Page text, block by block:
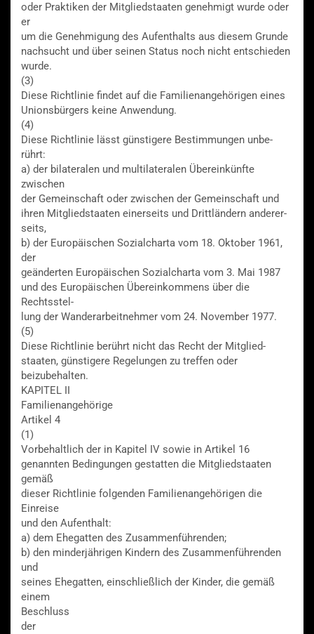
oder Praktiken der Mitgliedstaaten genehmigt wurde oder
er
um die Genehmigung des Aufenthalts aus diesem Grunde
nachsucht und über seinen Status noch nicht entschieden
wurde.
(3)
Diese Richtlinie findet auf die Familienangehörigen eines
Unionsbürgers keine Anwendung.
(4)
Diese Richtlinie lässt günstigere Bestimmungen unbe-
rührt:
a) der bilateralen und multilateralen Übereinkünfte
zwischen
der Gemeinschaft oder zwischen der Gemeinschaft und
ihren Mitgliedstaaten einerseits und Drittländern anderer-
seits,
b) der Europäischen Sozialcharta vom 18. Oktober 1961,
der
geänderten Europäischen Sozialcharta vom 3. Mai 1987
und des Europäischen Übereinkommens über die
Rechtsstel-
lung der Wanderarbeitnehmer vom 24. November 1977.
(5)
Diese Richtlinie berührt nicht das Recht der Mitglied-
staaten, günstigere Regelungen zu treffen oder
beizubehalten.
KAPITEL II
Familienangehörige
Artikel 4
(1)
Vorbehaltlich der in Kapitel IV sowie in Artikel 16
genannten Bedingungen gestatten die Mitgliedstaaten
gemäß
dieser Richtlinie folgenden Familienangehörigen die
Einreise
und den Aufenthalt:
a) dem Ehegatten des Zusammenführenden;
b) den minderjährigen Kindern des Zusammenführenden
und
seines Ehegatten, einschließlich der Kinder, die gemäß
einem
Beschluss
der